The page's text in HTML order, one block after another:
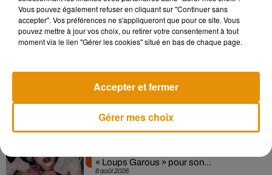
7 août 2026
7 août 2026
Angèle et Amélie Lens dévoilent leur
collaboration tant attendue
6 août 2026
« Loups Garous » pour son...
Vous pouvez également refuser en cliquant sur "Continuer sans
accepter". Vos préférences ne s'appliqueront que pour ce site. Vous
pouvez mettre à jour vos choix, ou retirer votre consentement à tout
moment via le lien "Gérer les cookies" situé en bas de chaque page.
Gérer mes choix
Accepter et fermer